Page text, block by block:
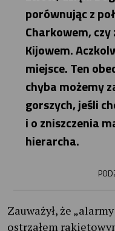
porównując z
Charkowem, czy
Kijowem.
miejsce. Ten
chyba możemy
gorszych, jeśli
i o zniszczenia
hierarcha.
Zauważył, że
ostrzałem